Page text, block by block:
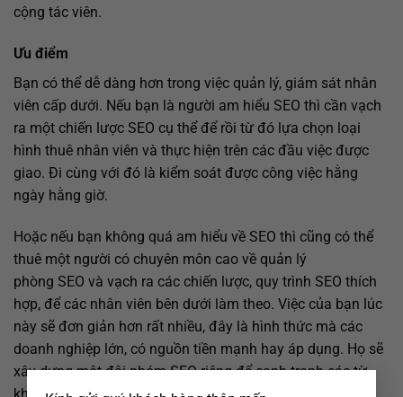
cộng tác viên.
Ưu điểm
Bạn có thể dễ dàng hơn trong việc quản lý, giám sát nhân
viên cấp dưới. Nếu bạn là người am hiểu SEO thì cần vạch
ra một chiến lược SEO cụ thể để rồi từ đó lựa chọn loại
hình thuê nhân viên và thực hiện trên các đầu việc được
giao. Đi cùng với đó là kiểm soát được công việc hằng
ngày hằng giờ.
Hoặc nếu bạn không quá am hiểu về SEO thì cũng có thể
thuê một người có chuyên môn cao về quản lý
phòng SEO và vạch ra các chiến lược, quy trình SEO thích
hợp, để các nhân viên bên dưới làm theo. Việc của bạn lúc
này sẽ đơn giản hơn rất nhiều, đây là hình thức mà các
doanh nghiệp lớn, có nguồn tiền mạnh hay áp dụng. Họ sẽ
xây dựng một đội nhóm SEO riêng để cạnh tranh các từ